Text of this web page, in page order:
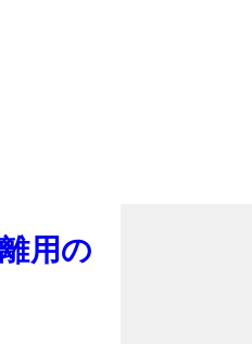
用の